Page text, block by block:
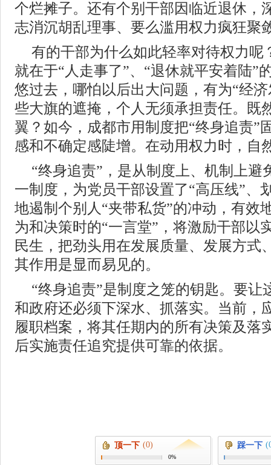
个烂摊子。还有个别干部因临近退休，
志消沉胡乱理事、要么滥用权力疯狂聚
有的干部为什么如此轻率对待权力呢
就在于“人走事了”、“退休就平安着陆”
悠过去，哪怕以后出大问题，有为“经
些大旗的遮掩，个人无须承担责任。既
翼？如今，成都市用制度把“终身追责”
感和不确定感陡增。在动用权力时，自
“终身追责”，是从制度上、机制上避
一制度，为党员干部设置了“高压线”、
地遏制个别人“夹带私货”的冲动，有效
为和决策时的“一言堂”，将激励干部以
民生，把劲头用在发展质量、发展方式
其作用是显而易见的。
“终身追责”是制度之笼的钥匙。要让
和政府还必须下深水、抓落实。当前，
履职档案，将其任期内的所有决策及落
后实施责任追究提供可靠的依据。
顶一下 (0)
0%
踩一下